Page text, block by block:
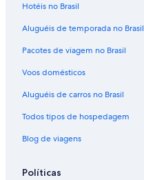
Hotéis no Brasil
Aluguéis de temporada no Brasil
Pacotes de viagem no Brasil
Voos domésticos
Aluguéis de carros no Brasil
Todos tipos de hospedagem
Blog de viagens
Políticas